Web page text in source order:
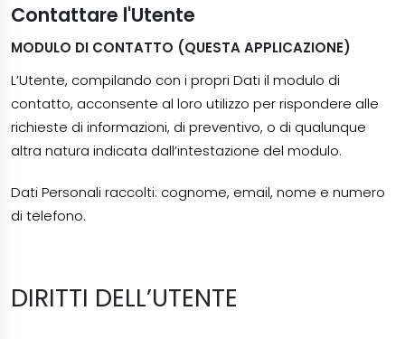
Contattare l'Utente
MODULO DI CONTATTO (QUESTA APPLICAZIONE)
L’Utente, compilando con i propri Dati il modulo di
contatto, acconsente al loro utilizzo per rispondere alle
richieste di informazioni, di preventivo, o di qualunque
altra natura indicata dall’intestazione del modulo.
Dati Personali raccolti: cognome, email, nome e numero
di telefono.
DIRITTI DELL’UTENTE